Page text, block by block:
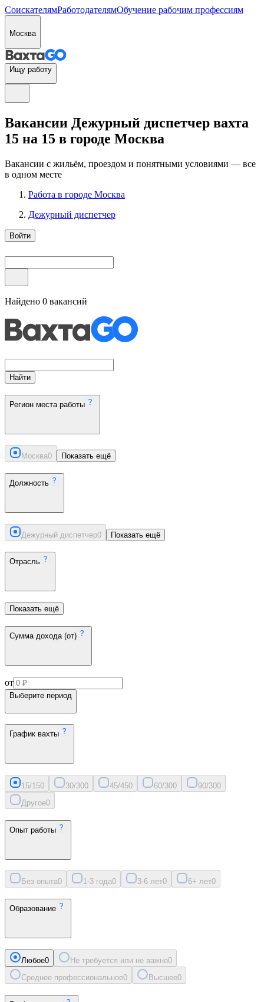
СоискателямРаботодателямОбучение рабочим профессиям
Москва
Ищу работу
Вакансии Дежурный диспетчер вахта
15 на 15 в городе Москва
Вакансии с жильём, проездом и понятными условиями — все
в одном месте
Работа в городе Москва
Дежурный диспетчер
Войти
Найдено 0 вакансий
Найти
Регион места работы
Москва0 Показать ещё
Должность
Дежурный диспетчер0 Показать ещё
Отрасль
Показать ещё
Сумма дохода (от)
от
Выберите период
График вахты
15/150 30/300 45/450 60/300 90/300
Другое0
Опыт работы
Без опыта0 1-3 года0 3-6 лет0 6+ лет0
Образование
Любое0 Не требуется или не важно0
Среднее профессиональное0 Высшее0